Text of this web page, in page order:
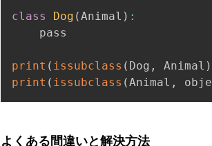
class Dog (Animal ) :
    pass
print ( issubclass ( Dog , Animal )
print ( issubclass (Animal ,
よくある間違いと解決方法